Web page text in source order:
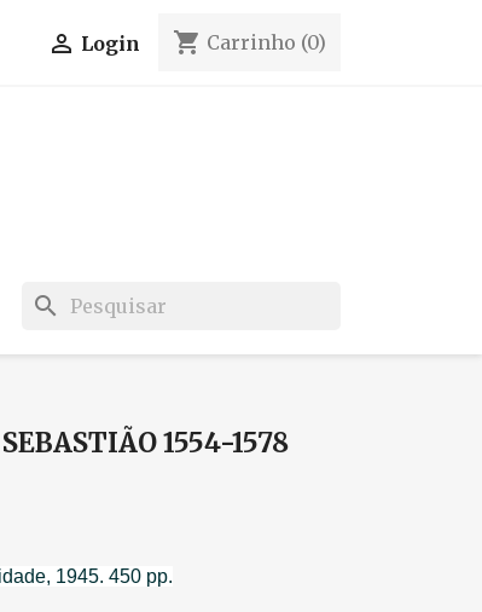
 Login shopping_cart Carrinho (0)
search
1554-1578
1945. 450 pp.